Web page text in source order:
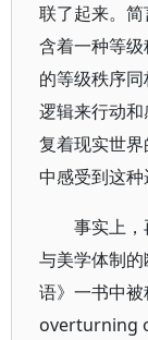
联了起来。
含着一种等
的等级秩序
逻辑来行动
复着现实世
中感受到这种
事实上
与美学体制
语》一书中
overturning